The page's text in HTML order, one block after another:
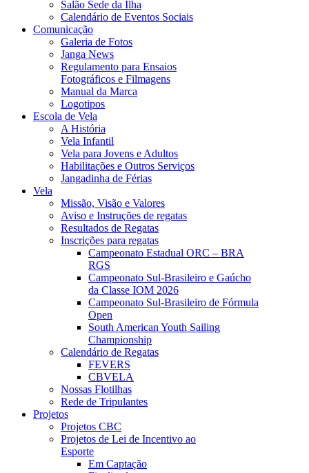
Salão Sede da Ilha
Calendário de Eventos Sociais
Comunicação
Galeria de Fotos
Janga News
Regulamento para Ensaios
Fotográficos e Filmagens
Manual da Marca
Logotipos
Escola de Vela
A História
Vela Infantil
Vela para Jovens e Adultos
Habilitações e Outros Serviços
Jangadinha de Férias
Vela
Missão, Visão e Valores
Aviso e Instruções de regatas
Resultados de Regatas
Inscrições para regatas
Campeonato Estadual ORC – BRA
RGS
Campeonato Sul-Brasileiro e Gaúcho
da Classe IOM 2026
Campeonato Sul-Brasileiro de Fórmula
Open
South American Youth Sailing
Championship
Calendário de Regatas
FEVERS
CBVELA
Nossas Flotilhas
Rede de Tripulantes
Projetos
Projetos CBC
Projetos de Lei de Incentivo ao
Esporte
Em Captação